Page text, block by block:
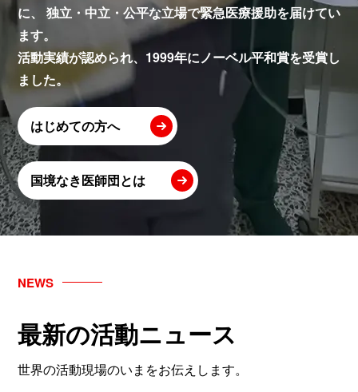
に、
独立・中立・公平な立場で緊急医療援助を届けてい
ます。
活動実績が認められ、1999年にノーベル平和賞を受賞し
ました。
はじめての方へ
国境なき医師団とは
NEWS
最新の活動ニュース
世界の活動現場のいまをお伝えします。